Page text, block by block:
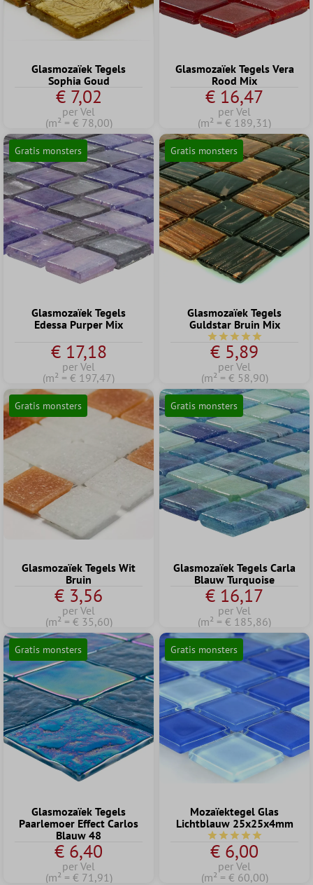
Glasmozaïek Tegels
Sophia Goud
€ 7,02
per Vel
(m² = € 78,00)
Glasmozaïek Tegels Vera
Rood Mix
€ 16,47
per Vel
(m² = € 189,31)
Gratis monsters
Glasmozaïek Tegels
Edessa Purper Mix
€ 17,18
per Vel
(m² = € 197,47)
Gratis monsters
Glasmozaïek Tegels
Guldstar Bruin Mix
Gemiddelde
€ 5,89
per Vel
(m² = € 58,90)
Gratis monsters
Glasmozaïek Tegels Wit
Bruin
€ 3,56
per Vel
(m² = € 35,60)
Gratis monsters
Glasmozaïek Tegels Carla
Blauw Turquoise
€ 16,17
per Vel
(m² = € 185,86)
Gratis monsters
Glasmozaïek Tegels
Paarlemoer Effect Carlos
Blauw 48
€ 6,40
per Vel
(m² = € 71,91)
Gratis monsters
Mozaïektegel Glas
Lichtblauw 25x25x4mm
Gemiddelde
€ 6,00
per Vel
(m² = € 60,00)